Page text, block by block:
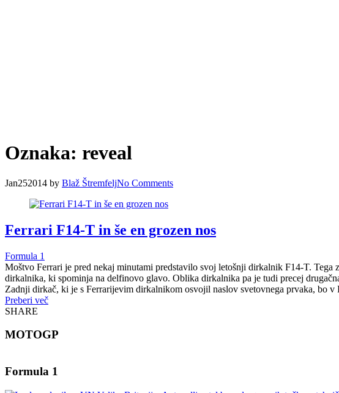
Oznaka: reveal
Jan252014 by Blaž ŠtremfeljNo Comments
Ferrari F14-T in še en grozen nos
Formula 1
Moštvo Ferrari je pred nekaj minutami predstavilo svoj letošnji dirkalnik F14-T.
dirkalnika, ki spominja na delfinovo glavo. Oblika dirkalnika pa je tudi precej
Zadnji dirkač, ki je s Ferrarijevim dirkalnikom osvojil naslov svetovnega prvaka, bo v
Preberi več
SHARE
MOTOGP
Formula 1